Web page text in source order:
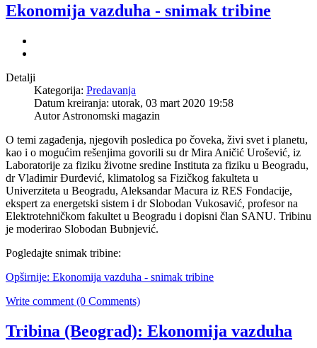
Ekonomija vazduha - snimak tribine
Detalji
Kategorija: Predavanja
Datum kreiranja: utorak, 03 mart 2020 19:58
Autor Astronomski magazin
O temi zagađenja, njegovih posledica po čoveka, živi svet i planetu,
kao i o mogućim rešenjima govorili su dr Mira Aničić Urošević, iz
Laboratorije za fiziku životne sredine Instituta za fiziku u Beogradu,
dr Vladimir Đurđević, klimatolog sa Fizičkog fakulteta u
Univerziteta u Beogradu, Aleksandar Macura iz RES Fondacije,
ekspert za energetski sistem i dr Slobodan Vukosavić, profesor na
Elektrotehničkom fakultet u Beogradu i dopisni član SANU. Tribinu
je moderirao Slobodan Bubnjević.
Pogledajte snimak tribine:
Opširnije: Ekonomija vazduha - snimak tribine
Write comment (0 Comments)
Tribina (Beograd): Ekonomija vazduha